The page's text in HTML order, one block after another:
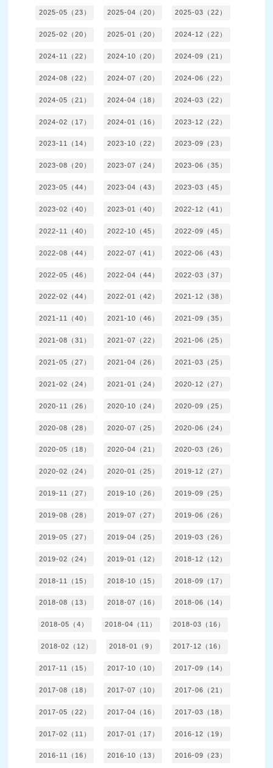
2025-05（23） 2025-04（20） 2025-03（22）
2025-02（20） 2025-01（20） 2024-12（22）
2024-11（22） 2024-10（20） 2024-09（21）
2024-08（22） 2024-07（20） 2024-06（22）
2024-05（21） 2024-04（18） 2024-03（22）
2024-02（17） 2024-01（16） 2023-12（22）
2023-11（14） 2023-10（22） 2023-09（23）
2023-08（20） 2023-07（24） 2023-06（35）
2023-05（44） 2023-04（43） 2023-03（45）
2023-02（40） 2023-01（40） 2022-12（41）
2022-11（40） 2022-10（45） 2022-09（45）
2022-08（44） 2022-07（41） 2022-06（43）
2022-05（46） 2022-04（44） 2022-03（37）
2022-02（44） 2022-01（42） 2021-12（38）
2021-11（40） 2021-10（46） 2021-09（35）
2021-08（31） 2021-07（22） 2021-06（25）
2021-05（27） 2021-04（26） 2021-03（25）
2021-02（24） 2021-01（24） 2020-12（27）
2020-11（26） 2020-10（24） 2020-09（25）
2020-08（28） 2020-07（25） 2020-06（24）
2020-05（18） 2020-04（21） 2020-03（26）
2020-02（24） 2020-01（25） 2019-12（27）
2019-11（27） 2019-10（26） 2019-09（25）
2019-08（28） 2019-07（27） 2019-06（26）
2019-05（27） 2019-04（25） 2019-03（26）
2019-02（24） 2019-01（12） 2018-12（12）
2018-11（15） 2018-10（15） 2018-09（17）
2018-08（13） 2018-07（16） 2018-06（14）
2018-05（4） 2018-04（11） 2018-03（16）
2018-02（12） 2018-01（9） 2017-12（16）
2017-11（15） 2017-10（10） 2017-09（14）
2017-08（18） 2017-07（10） 2017-06（21）
2017-05（22） 2017-04（16） 2017-03（18）
2017-02（11） 2017-01（17） 2016-12（19）
2016-11（16） 2016-10（13） 2016-09（23）